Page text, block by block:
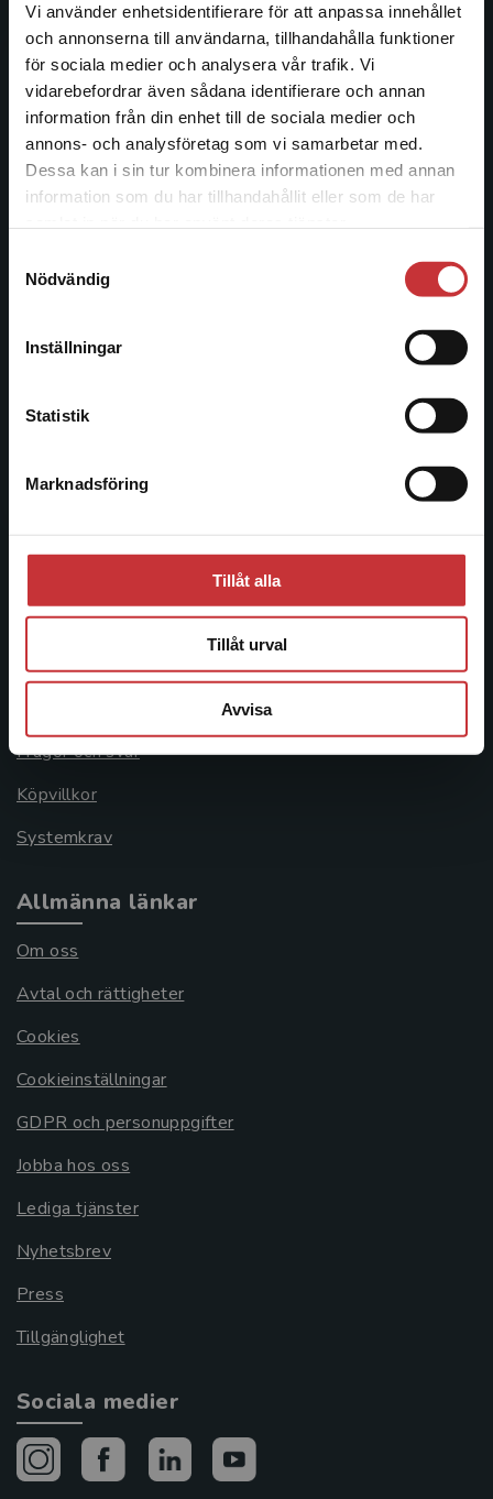
Vi använder enhetsidentifierare för att anpassa innehållet
och annonserna till användarna, tillhandahålla funktioner
för sociala medier och analysera vår trafik. Vi
vidarebefordrar även sådana identifierare och annan
information från din enhet till de sociala medier och
annons- och analysföretag som vi samarbetar med.
Dessa kan i sin tur kombinera informationen med annan
information som du har tillhandahållit eller som de har
Nödvändig
Inställningar
Statistik
Marknadsföring
Tillåt alla
Tillåt urval
Avvisa
Begränsad fraktregion
Det verkar som att du besöker
studentlitteratur.se via en enhet utanför Sverige.
Vi erbjuder inte leveranser utanför Sverige. För
att kunna slutföra ett köp måste
Studentlitteratur
Studentlitteratur grundades 1963 och är idag Sveriges
ledande utbildningsförlag. Med läromedel, kurslitteratur,
facklitteratur, utbildningar och digitala
informationstjänster i utbudet, finns Studentlitteratur med
längs hela kunskapsresan.
046-31 20 00
Box 141
226 60 Lund
Kundservice
Kontakta kundservice
Frågor och svar
Köpvillkor
Systemkrav
Allmänna länkar
Om oss
Avtal och rättigheter
Cookies
Cookieinställningar
GDPR och personuppgifter
Jobba hos oss
Lediga tjänster
Nyhetsbrev
Press
Tillgänglighet
Sociala medier